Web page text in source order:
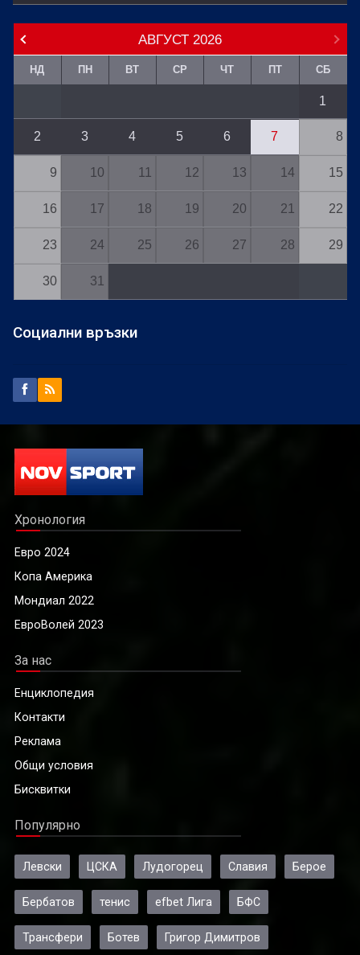
АВГУСТ 2026
НД ПН ВТ СР ЧТ ПТ СБ
1
2 3 4 5 6 7 8
9 10 11 12 13 14 15
16 17 18 19 20 21 22
23 24 25 26 27 28 29
30 31
Социални връзки
Хронология
Евро 2024
Копа Америка
Мондиал 2022
ЕвроВолей 2023
За нас
Енциклопедия
Контакти
Реклама
Общи условия
Бисквитки
Популярно
Левски ЦСКА Лудогорец Славия Берое
Бербатов тенис efbet Лига БФС
Трансфери Ботев Григор Димитров